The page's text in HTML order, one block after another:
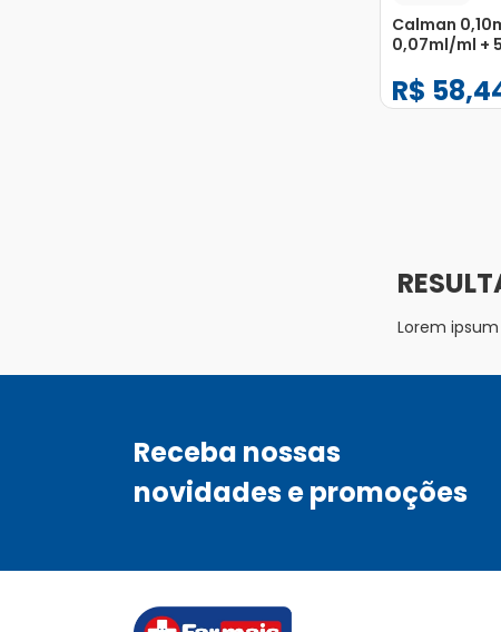
Calman
0,07ml/ml +
Frasco 100ml
R$ 58,
Lorem
Receba nossas
novidades e promoções